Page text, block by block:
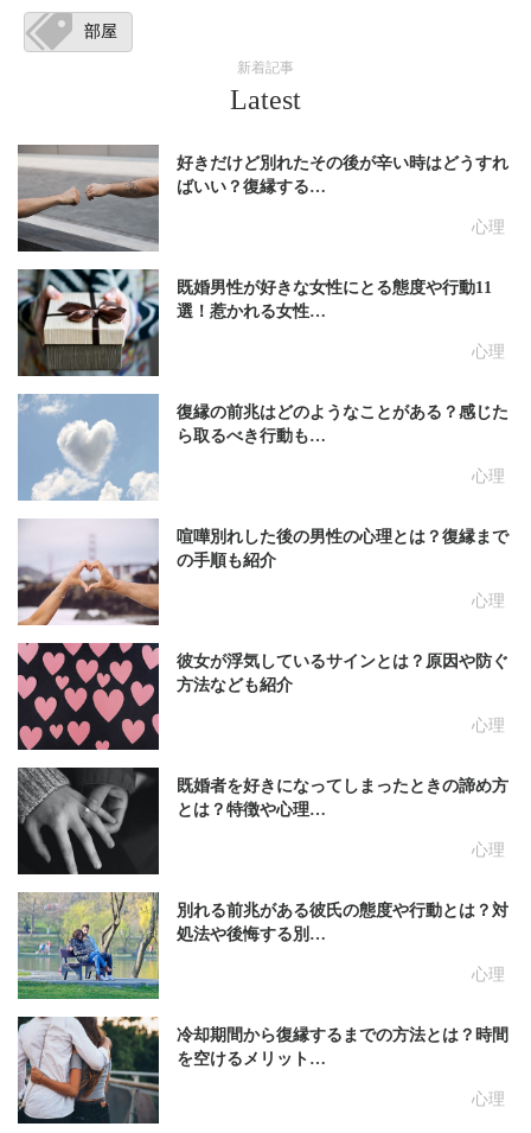
部屋
新着記事
Latest
心理
好きだけど別れたその後が辛い時はどうすれ
ばいい？復縁する…
心理
既婚男性が好きな女性にとる態度や行動11
選！惹かれる女性…
心理
復縁の前兆はどのようなことがある？感じた
ら取るべき行動も…
心理
喧嘩別れした後の男性の心理とは？復縁まで
の手順も紹介
心理
彼女が浮気しているサインとは？原因や防ぐ
方法なども紹介
心理
既婚者を好きになってしまったときの諦め方
とは？特徴や心理…
心理
別れる前兆がある彼氏の態度や行動とは？対
処法や後悔する別…
心理
冷却期間から復縁するまでの方法とは？時間
を空けるメリット…